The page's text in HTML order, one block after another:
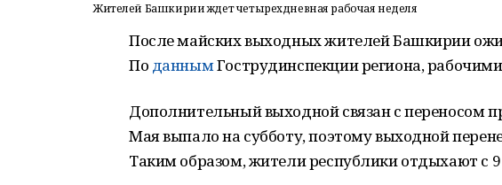
Жителей Башкирии ждет четырехдневная рабочая неделя
После майских выходных жителей Башкирии
По даннымГострудинспекции региона,
Дополнительный выходной связан с переносом
Мая выпало на субботу, поэтому выходной
Таким образом, жители республики отдыхают с